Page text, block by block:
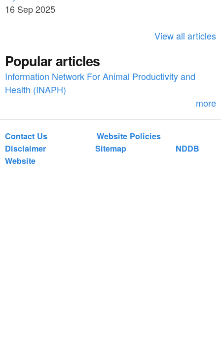
c
o
r
h
16 Sep 2025
View all articles
Popular articles
Information Network For Animal Productivity and
Health (INAPH)
more
Contact Us
Website Policies
Disclaimer
Sitemap
NDDB
Website